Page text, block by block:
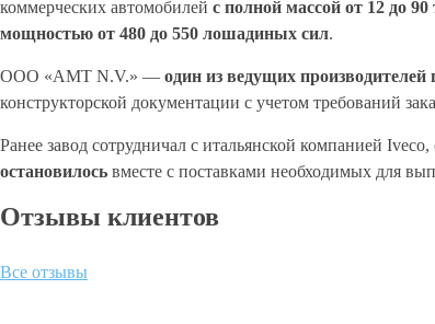
коммерческих автомобилей с полной массой от 12 до 90
мощностью от 480 до 550 лошадиных сил.
ООО «АМТ N.V.» — один из ведущих
конструкторской документации с учетом требований
Ранее завод сотрудничал с итальянской компанией Iveco,
остановилось вместе с поставками необходимых для
Отзывы клиентов
Все отзывы